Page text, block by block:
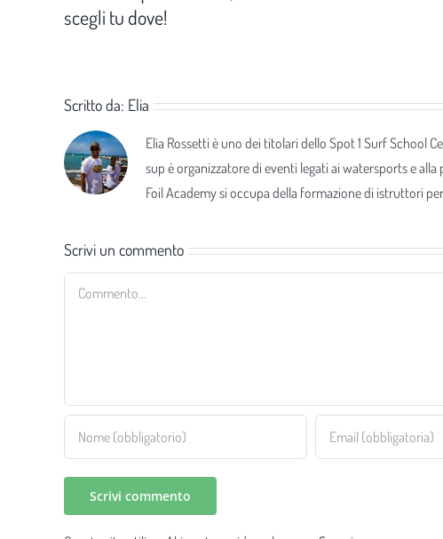
scegli tu dove!
Scritto da: Elia
Elia Rossetti è uno dei titolari dello Spot 1 Surf School
sup è organizzatore di eventi legati ai watersports e
Foil Academy si occupa della formazione di istruttori
Scrivi un commento
Commento